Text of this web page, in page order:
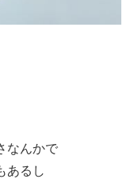
なんかで
あるし